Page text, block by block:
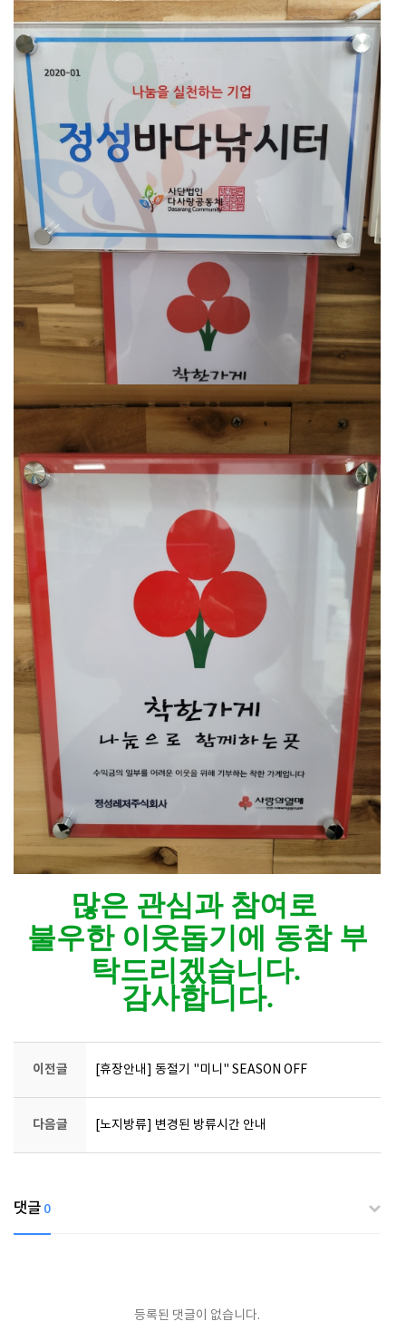
많은 관심과 참여로
불우한 이웃돕기에 동참 부
탁드리겠습니다.
감사합니다.
이전글 [휴장안내] 동절기 "미니" SEASON OFF
다음글 [노지방류] 변경된 방류시간 안내
댓글 0
등록된 댓글이 없습니다.